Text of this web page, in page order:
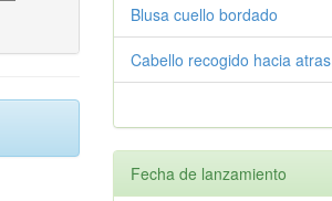
Blusa cuello bordado
Cabello recogido hacia atras
Fecha de lanzamiento